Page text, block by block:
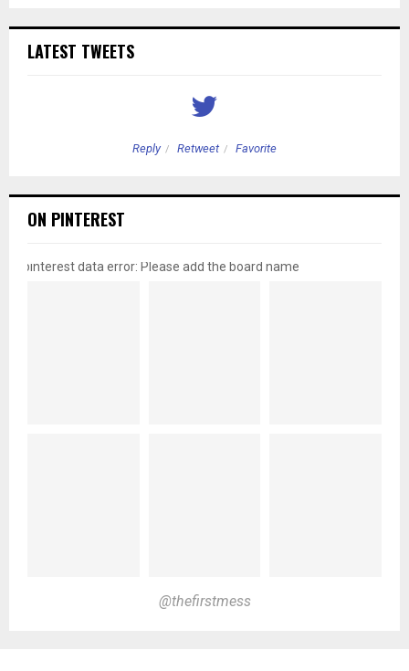
LATEST TWEETS
Reply Retweet Favorite
ON PINTEREST
pinterest data error: Please add the board name
@thefirstmess